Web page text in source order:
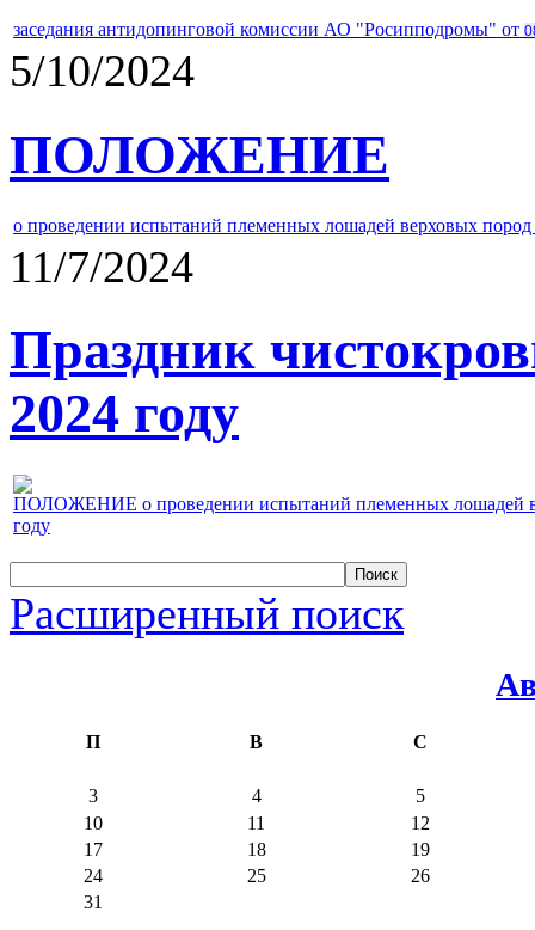
заседания антидопинговой комиссии АО "Росипподромы" от
5/10/2024
ПОЛОЖЕНИЕ
о проведении испытаний племенных лошадей верховых
11/7/2024
Праздник
2024 году
ПОЛОЖЕНИЕ о проведении испытаний племенных лошадей
году
Расширенный поиск
П В С
3 4
5
10
11
12
17
18
19
24
25
26
31